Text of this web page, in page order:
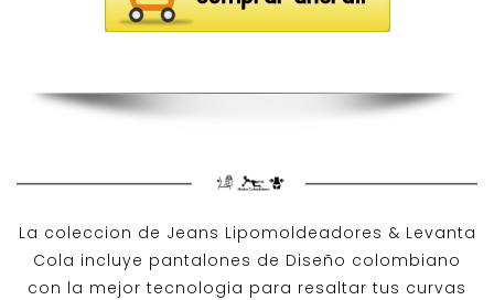
La coleccion de Jeans Lipomoldeadores & Levanta
Cola incluye pantalones de Diseño colombiano
con la mejor tecnologia para resaltar tus curvas